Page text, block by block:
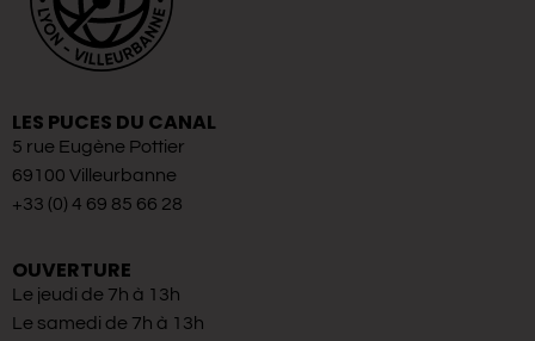
LES PUCES DU CANAL
5 rue Eugène Pottier
69100 Villeurbanne
+33 (0) 4 69 85 66 28
OUVERTURE
Le jeudi de 7h à 13h
Le samedi de 7h à 13h